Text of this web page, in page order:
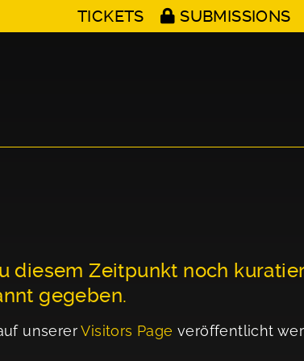
TICKETS SUBMISSIONS
diesem Zeitpunkt noch
gegeben.
unsererVisitors Page veröffentlicht